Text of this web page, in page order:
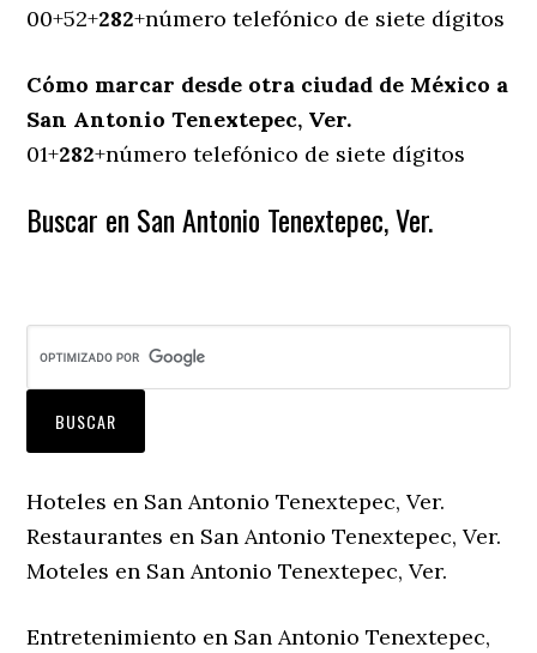
00+52+282+número telefónico de siete dígitos
Cómo marcar desde otra ciudad de México a
San Antonio Tenextepec, Ver.
01+282+número telefónico de siete dígitos
Buscar en San Antonio Tenextepec, Ver.
Hoteles en San Antonio Tenextepec, Ver.
Restaurantes en San Antonio Tenextepec, Ver.
Moteles en San Antonio Tenextepec, Ver.
Entretenimiento en San Antonio Tenextepec,